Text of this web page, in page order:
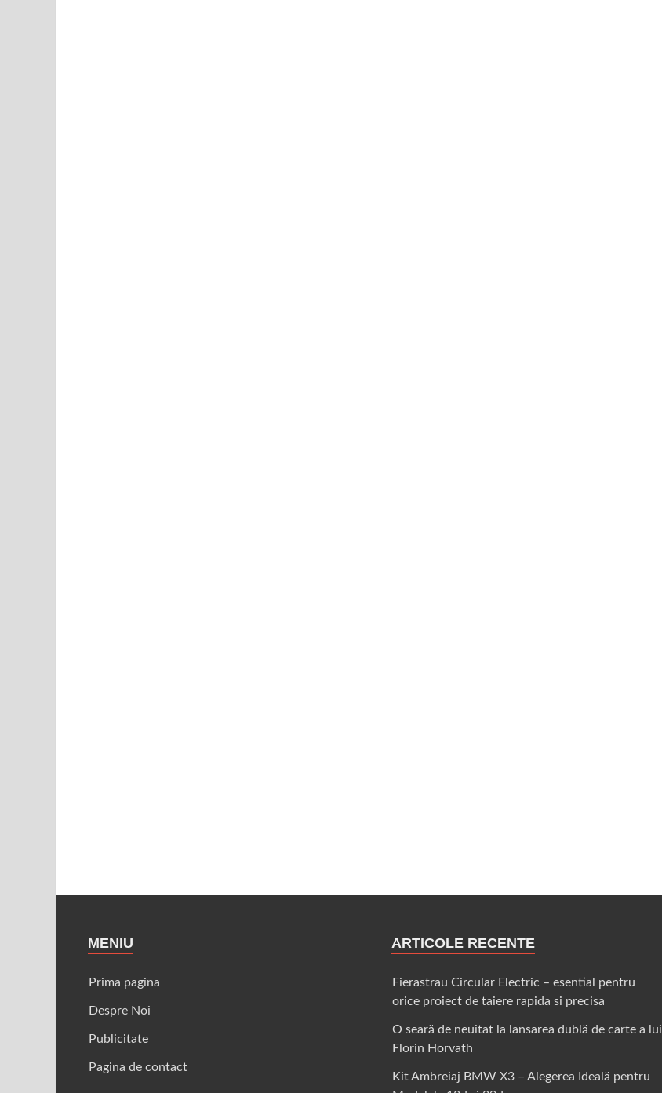
MENIU
Prima pagina
Despre Noi
Publicitate
Pagina de contact
ARTICOLE RECENTE
Fierastrau Circular Electric – esential pentru
orice proiect de taiere rapida si precisa
O seară de neuitat la lansarea dublă de carte a lui
Florin Horvath
Kit Ambreiaj BMW X3 – Alegerea Ideală pentru